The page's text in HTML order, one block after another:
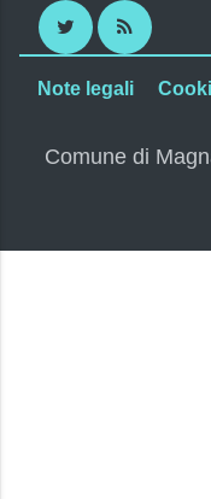
Twitter RSS
Note legali
Comune di